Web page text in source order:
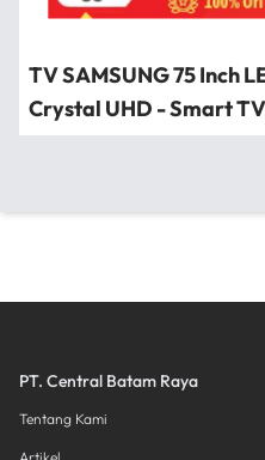
TV SAMSUNG 75 Inch
Crystal UHD - Smart
PT. Central Batam Raya
Tentang Kami